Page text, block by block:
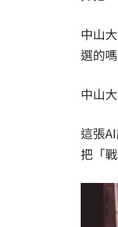
中山
選的嗎
中山
這張
把「